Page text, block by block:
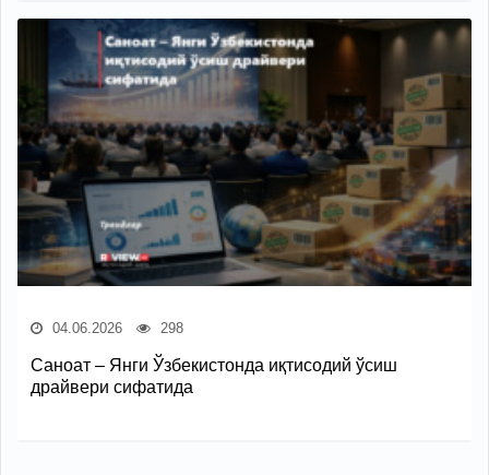
04.06.2026 298
Саноат – Янги Ўзбекистонда иқтисодий ўсиш
драйвери сифатида